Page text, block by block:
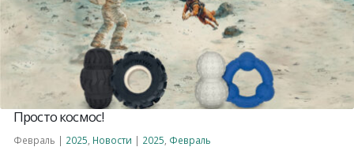
Просто космос!
Февраль | 2025 Новости | 2025 Февраль